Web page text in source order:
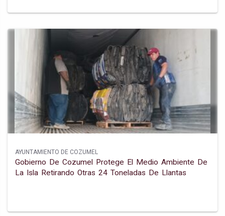
AYUNTAMIENTO DE COZUMEL
Gobierno De Cozumel Protege El Medio Ambiente De
La Isla Retirando Otras 24 Toneladas De Llantas